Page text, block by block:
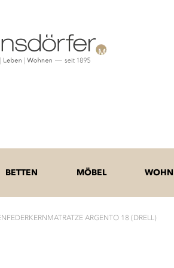
BETTEN MÖBEL
ARGENTO 18 (DRELL)